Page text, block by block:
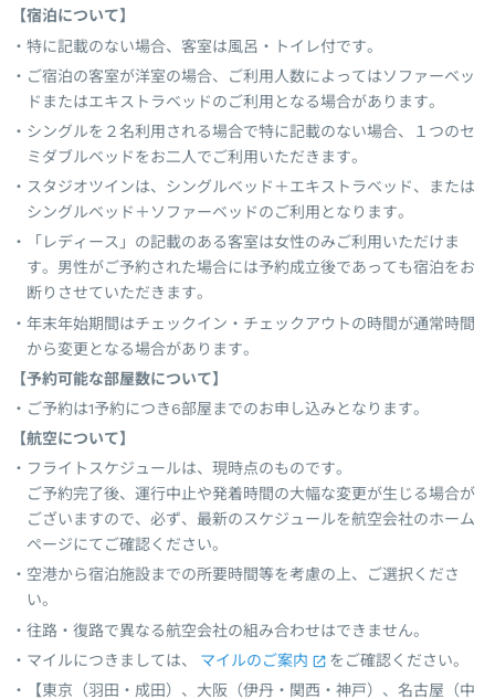
【宿泊について】
特に記載のない場合、客室は風呂・トイレ付です。
ご宿泊の客室が洋室の場合、ご利用人数によってはソファーベッ
ドまたはエキストラベッドのご利用となる場合があります。
シングルを２名利用される場合で特に記載のない場合、１つのセ
ミダブルベッドをお二人でご利用いただきます。
スタジオツインは、シングルベッド＋エキストラベッド、または
シングルベッド＋ソファーベッドのご利用となります。
「レディース」の記載のある客室は女性のみご利用いただけま
す。男性がご予約された場合には予約成立後であっても宿泊をお
断りさせていただきます。
年末年始期間はチェックイン・チェックアウトの時間が通常時間
から変更となる場合があります。
【予約可能な部屋数について】
ご予約は1予約につき6部屋までのお申し込みとなります。
【航空について】
フライトスケジュールは、現時点のものです。
ご予約完了後、運行中止や発着時間の大幅な変更が生じる場合が
ございますので、必ず、最新のスケジュールを航空会社のホーム
ページにてご確認ください。
空港から宿泊施設までの所要時間等を考慮の上、ご選択くださ
い。
往路・復路で異なる航空会社の組み合わせはできません。
マイルにつきましては、
マイルのご案内
をご確認ください。
【東京（羽田・成田）、大阪（伊丹・関西・神戸）、名古屋（中